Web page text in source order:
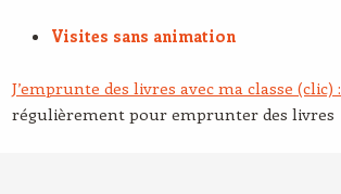
Visites sans animation
J’emprunte des livres avec ma classe (clic) :
régulièrement pour emprunter des livres